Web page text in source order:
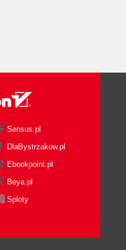
Sensus.pl
DlaBystrzakow.pl
Ebookpoint.pl
Beya.pl
Sploty